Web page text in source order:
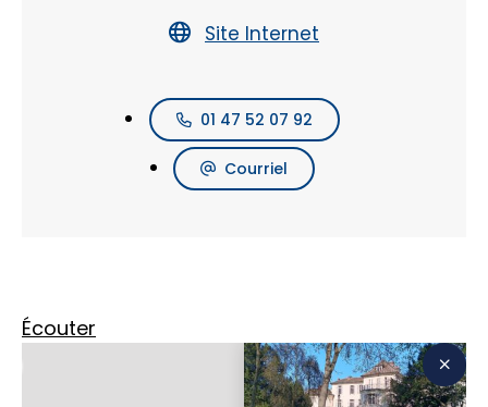
Site Internet
01 47 52 07 92
Courriel
Écouter